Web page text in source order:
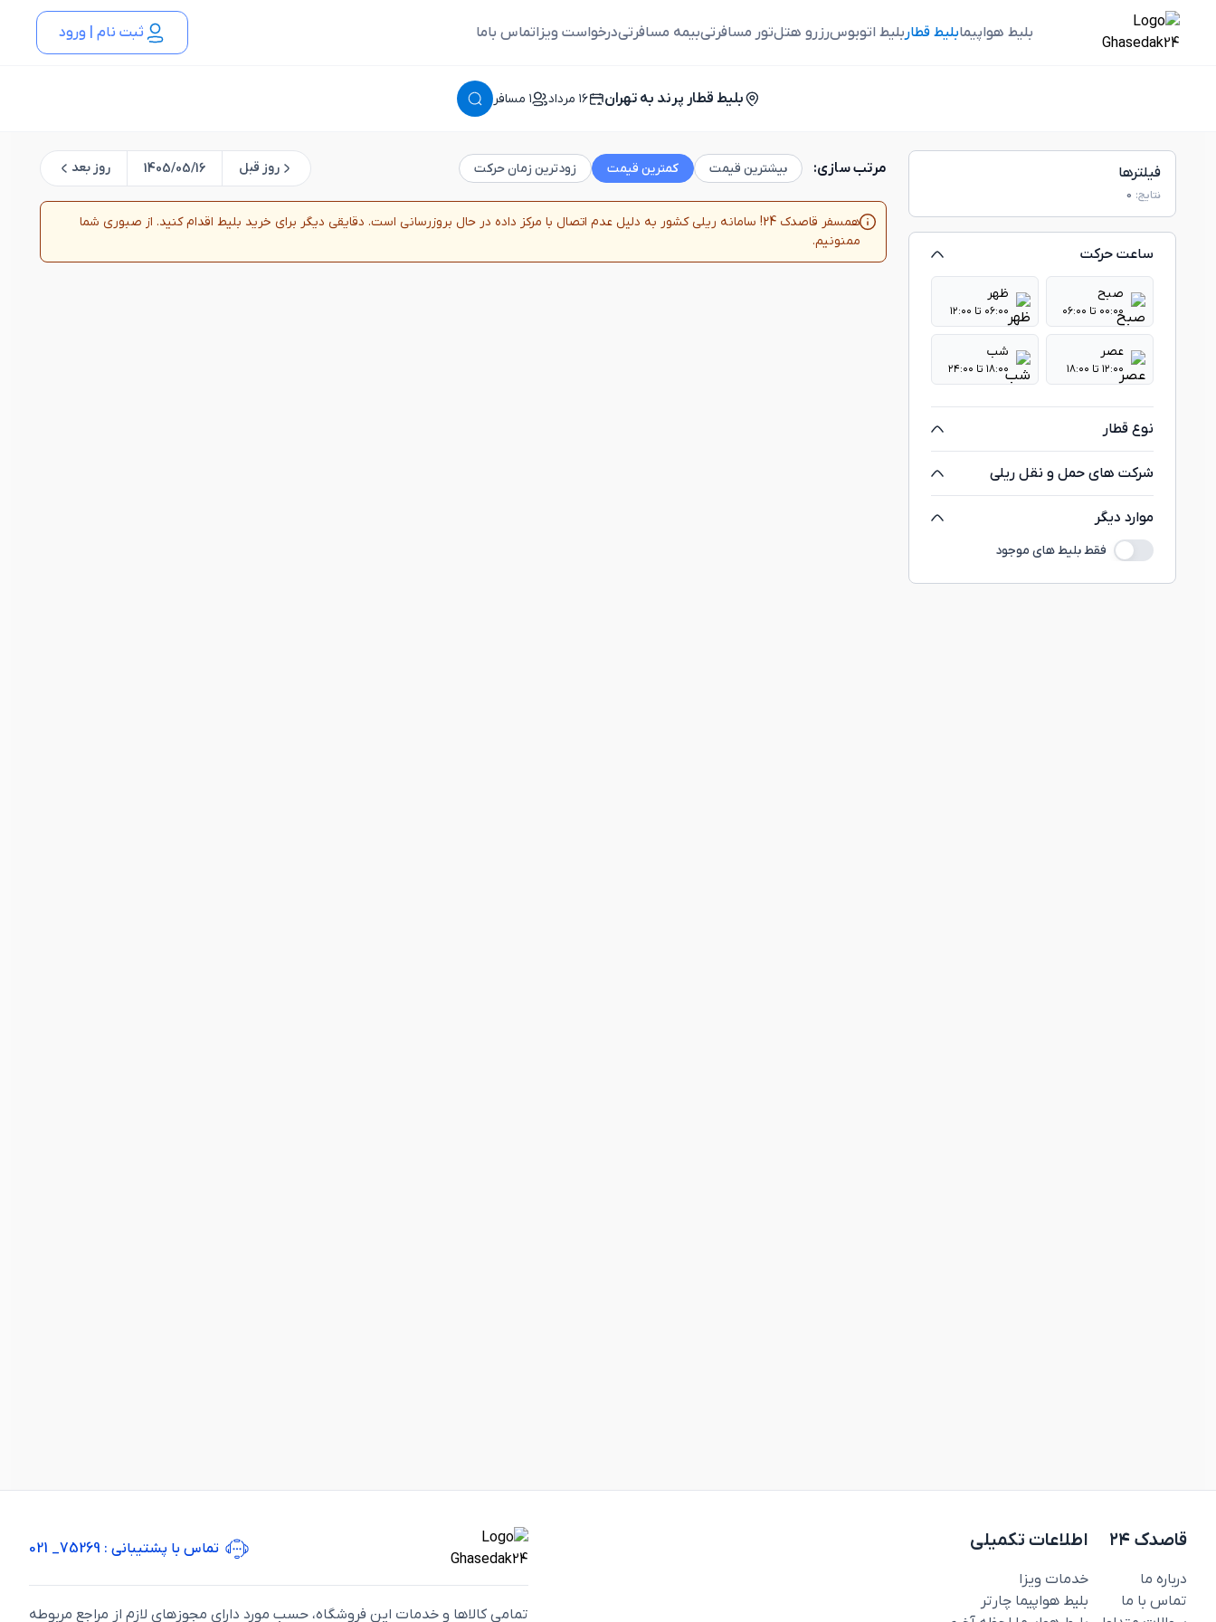
بلیط هواپیمابلیط قطاربلیط اتوبوسرزرو هتلتور مسافرتیبیمه مسافرتیدرخواست ویزاتماس باما ثبت نام | ورود
بلیط قطار پرند به تهران ١٦ مرداد ١ مسافر
فیلترها
نتایج: 0
ساعت حرکت
صبح
۰۰:۰۰ تا ۰۶:۰۰
ظهر
۰۶:۰۰ تا ۱۲:۰۰
عصر
۱۲:۰۰ تا ۱۸:۰۰
شب
۱۸:۰۰ تا ۲۴:۰۰
نوع قطار
شرکت های حمل و نقل ریلی
موارد دیگر
فقط بلیط های موجود
مرتب سازی: بیشترین قیمت کمترین قیمت زودترین زمان حرکت روز قبل 1405/05/16 روز بعد
همسفر قاصدک 24! سامانه ریلی کشور به دلیل عدم اتصال با مرکز داده در حال بروزرسانی است. دقایقی دیگر برای خرید بلیط اقدام کنید. از صبوری شما
ممنونیم.
قاصدک ۲۴
درباره ما
تماس با ما
اطلاعات تکمیلی
خدمات ویزا
بلیط هواپیما چارتر
تماس با پشتیبانی : 75269_ 021
تمامی كالاها و خدمات اين فروشگاه، حسب مورد دارای مجوزهای لازم از مراجع مربوطه